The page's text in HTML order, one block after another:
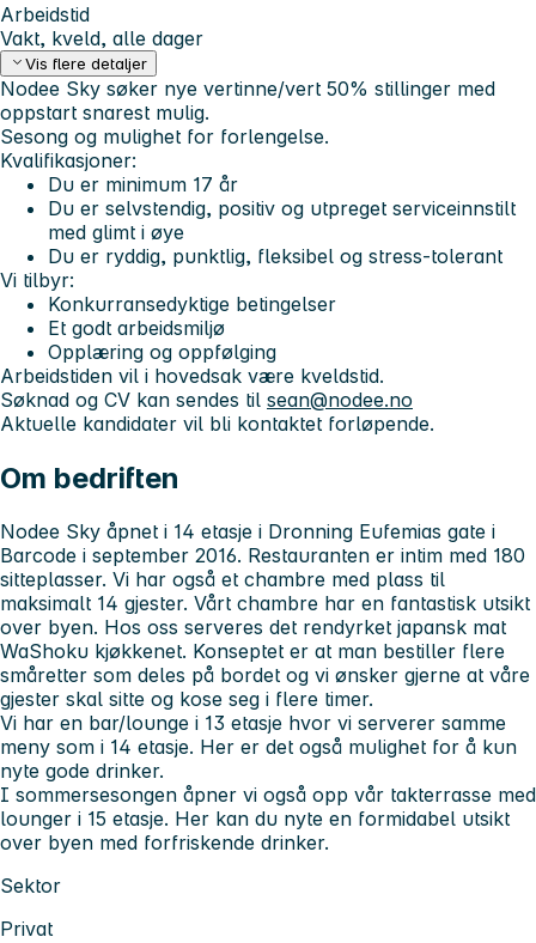
Arbeidstid
Vakt, kveld, alle dager
Vis flere detaljer
Nodee Sky søker nye vertinne/vert 50% stillinger med
oppstart snarest mulig.
Sesong og mulighet for forlengelse.
Kvalifikasjoner:
Du er minimum 17 år
Du er selvstendig, positiv og utpreget serviceinnstilt
med glimt i øye
Du er ryddig, punktlig, fleksibel og stress-tolerant
Vi tilbyr:
Konkurransedyktige betingelser
Et godt arbeidsmiljø
Opplæring og oppfølging
Arbeidstiden vil i hovedsak være kveldstid.
Søknad og CV kan sendes til sean@nodee.no
Aktuelle kandidater vil bli kontaktet forløpende.
Om bedriften
Nodee Sky åpnet i 14 etasje i Dronning Eufemias gate i
Barcode i september 2016. Restauranten er intim med 180
sitteplasser. Vi har også et chambre med plass til
maksimalt 14 gjester. Vårt chambre har en fantastisk utsikt
over byen. Hos oss serveres det rendyrket japansk mat
WaShoku kjøkkenet. Konseptet er at man bestiller flere
småretter som deles på bordet og vi ønsker gjerne at våre
gjester skal sitte og kose seg i flere timer.
Vi har en bar/lounge i 13 etasje hvor vi serverer samme
meny som i 14 etasje. Her er det også mulighet for å kun
nyte gode drinker.
I sommersesongen åpner vi også opp vår takterrasse med
lounger i 15 etasje. Her kan du nyte en formidabel utsikt
over byen med forfriskende drinker.
Sektor
Privat